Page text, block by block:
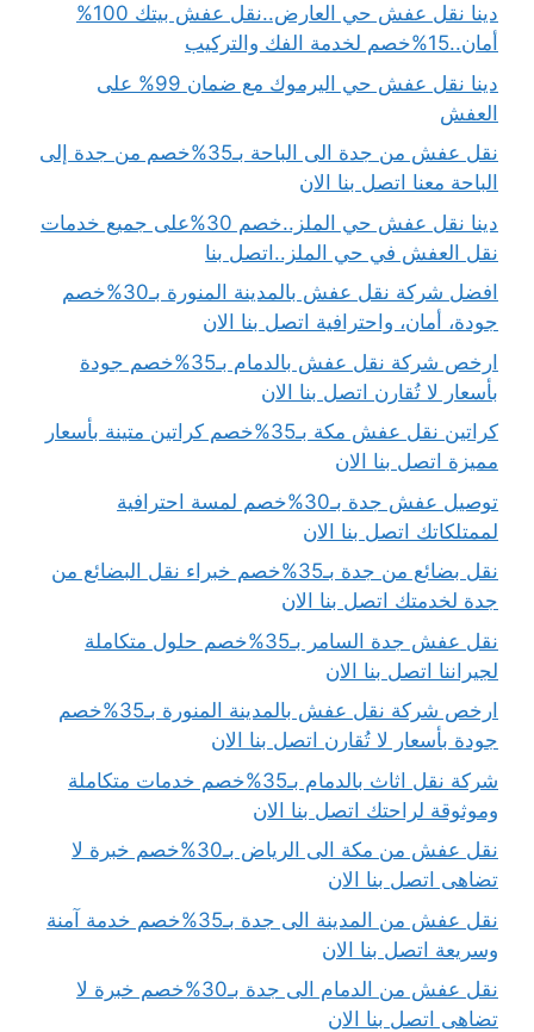
دينا نقل عفش حي العارض..نقل عفش بيتك 100%
أمان..15%خصم لخدمة الفك والتركيب
دينا نقل عفش حي اليرموك مع ضمان 99% على
العفش
نقل عفش من جدة الى الباحة بـ35%خصم من جدة إلى
الباحة معنا اتصل بنا الان
دينا نقل عفش حي الملز..خصم 30%على جميع خدمات
نقل العفش في حي الملز..اتصل بنا
افضل شركة نقل عفش بالمدينة المنورة بـ30%خصم
جودة، أمان، واحترافية اتصل بنا الان
ارخص شركة نقل عفش بالدمام بـ35%خصم جودة
بأسعار لا تُقارن اتصل بنا الان
كراتين نقل عفش مكة بـ35%خصم كراتين متينة بأسعار
مميزة اتصل بنا الان
توصيل عفش جدة بـ30%خصم لمسة احترافية
لممتلكاتك اتصل بنا الان
نقل بضائع من جدة بـ35%خصم خبراء نقل البضائع من
جدة لخدمتك اتصل بنا الان
نقل عفش جدة السامر بـ35%خصم حلول متكاملة
لجيراننا اتصل بنا الان
ارخص شركة نقل عفش بالمدينة المنورة بـ35%خصم
جودة بأسعار لا تُقارن اتصل بنا الان
شركة نقل اثاث بالدمام بـ35%خصم خدمات متكاملة
وموثوقة لراحتك اتصل بنا الان
نقل عفش من مكة الى الرياض بـ30%خصم خبرة لا
تضاهى اتصل بنا الان
نقل عفش من المدينة الى جدة بـ35%خصم خدمة آمنة
وسريعة اتصل بنا الان
نقل عفش من الدمام الى جدة بـ30%خصم خبرة لا
تضاهى اتصل بنا الان